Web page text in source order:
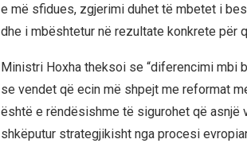
e më sfidues, zgjerimi duhet të mbetet i
dhe i mbështetur në rezultate konkrete për
Ministri Hoxha theksoi se “diferencimi mbi
se vendet që ecin më shpejt me reformat
është e rëndësishme të sigurohet që asnjë
shkëputur strategjikisht nga procesi